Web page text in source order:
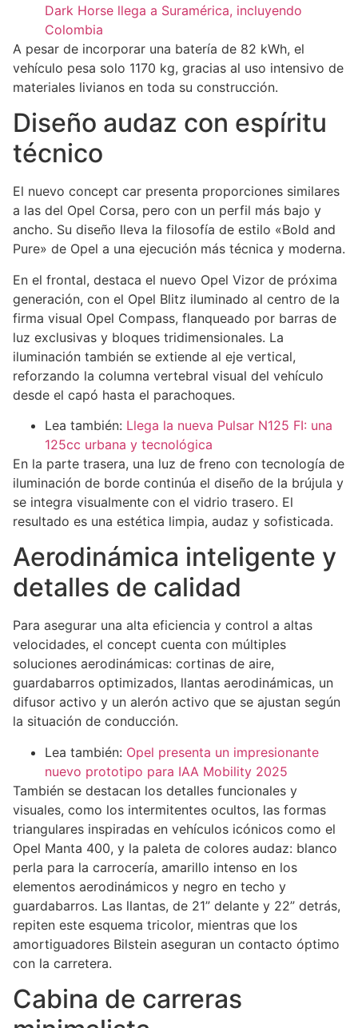
Dark Horse llega a Suramérica, incluyendo
Colombia
A pesar de incorporar una batería de 82 kWh, el
vehículo pesa solo 1170 kg, gracias al uso intensivo de
materiales livianos en toda su construcción.
Diseño audaz con espíritu
técnico
El nuevo concept car presenta proporciones similares
a las del Opel Corsa, pero con un perfil más bajo y
ancho. Su diseño lleva la filosofía de estilo «Bold and
Pure» de Opel a una ejecución más técnica y moderna.
En el frontal, destaca el nuevo Opel Vizor de próxima
generación, con el Opel Blitz iluminado al centro de la
firma visual Opel Compass, flanqueado por barras de
luz exclusivas y bloques tridimensionales. La
iluminación también se extiende al eje vertical,
reforzando la columna vertebral visual del vehículo
desde el capó hasta el parachoques.
Lea también: Llega la nueva Pulsar N125 FI: una
125cc urbana y tecnológica
En la parte trasera, una luz de freno con tecnología de
iluminación de borde continúa el diseño de la brújula y
se integra visualmente con el vidrio trasero. El
resultado es una estética limpia, audaz y sofisticada.
Aerodinámica inteligente y
detalles de calidad
Para asegurar una alta eficiencia y control a altas
velocidades, el concept cuenta con múltiples
soluciones aerodinámicas: cortinas de aire,
guardabarros optimizados, llantas aerodinámicas, un
difusor activo y un alerón activo que se ajustan según
la situación de conducción.
Lea también: Opel presenta un impresionante
nuevo prototipo para IAA Mobility 2025
También se destacan los detalles funcionales y
visuales, como los intermitentes ocultos, las formas
triangulares inspiradas en vehículos icónicos como el
Opel Manta 400, y la paleta de colores audaz: blanco
perla para la carrocería, amarillo intenso en los
elementos aerodinámicos y negro en techo y
guardabarros. Las llantas, de 21” delante y 22” detrás,
repiten este esquema tricolor, mientras que los
amortiguadores Bilstein aseguran un contacto óptimo
con la carretera.
Cabina de carreras